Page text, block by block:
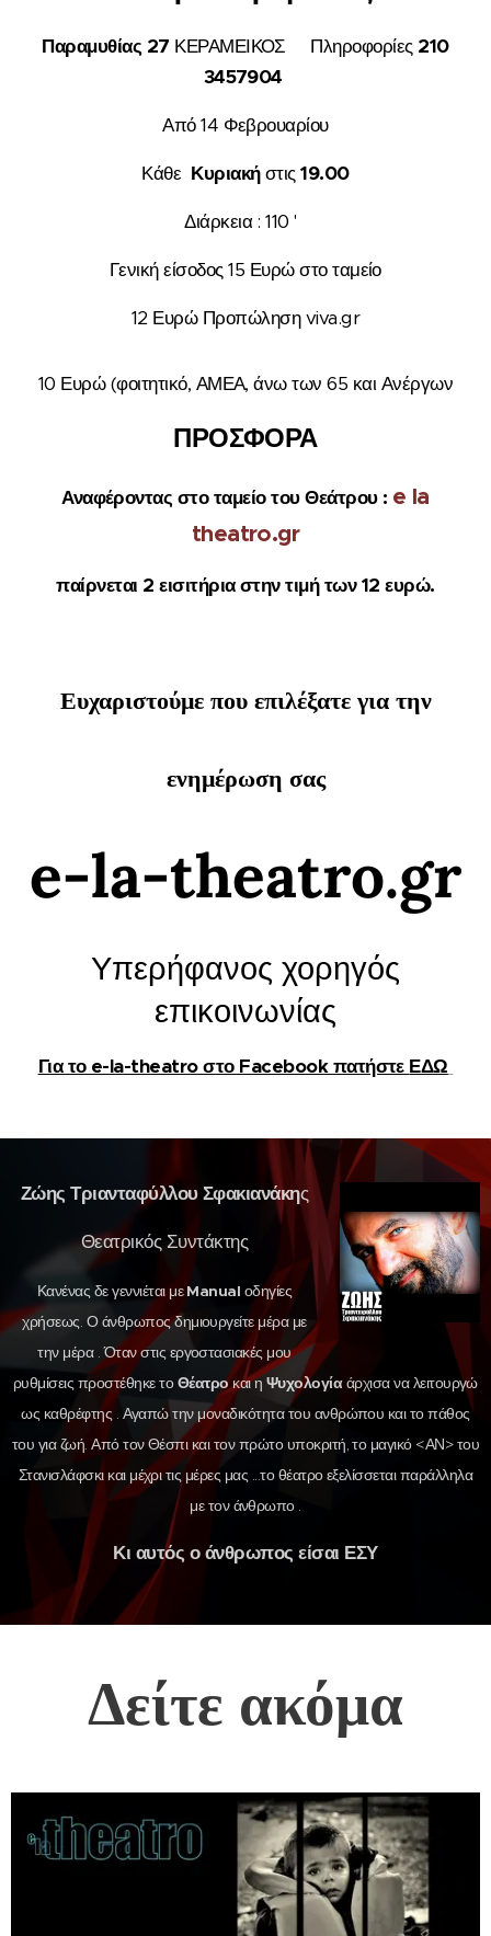
Παραμυθίας 27 ΚΕΡΑΜΕΙΚΟΣ Πληροφορίες 210
3457904
Από 14 Φεβρουαρίου
Κάθε Κυριακήστις19.00
Διάρκεια : 110 '
Γενική είσοδος 15 Ευρώ στο ταμείο
12 Ευρώ Προπώληση viva.gr
10 Ευρώ (φοιτητικό, ΑΜΕΑ, άνω των 65 και Ανέργων
ΠΡΟΣΦΟΡΑ
Αναφέροντας στο ταμείο του Θεάτρου : e la
theatro.gr
παίρνεται 2 εισιτήρια στην τιμή των 12 ευρώ.
Ευχαριστούμε που επιλέξατε για την
ενημέρωση σας
e-la-theatro.gr
Υπερήφανος χορηγός
επικοινωνίας
Για το e-la-theatro στο Facebook πατήστε ΕΔΩ
Ζώης Τριανταφύλλου Σφακιανάκης
Θεατρικός Συντάκτης
Κανένας δε γεννιέται μεManual οδηγίες
χρήσεως. Ο άνθρωπος δημιουργείτε μέρα με
την μέρα . Όταν στις εργοστασιακές μου
ρυθμίσεις προστέθηκε τοΘέατροκαι η Ψυχολογίαάρχισα να λειτουργώ
ως καθρέφτης . Αγαπώ την μοναδικότητα του ανθρώπου και το πάθος
του για ζωή. Από τον Θέσπι και τον πρώτο υποκριτή, το μαγικό <ΑΝ> του
Στανισλάφσκι και μέχρι τις μέρες μας ...το θέατρο εξελίσσεται παράλληλα
με τον άνθρωπο .
Κι αυτός ο άνθρωπος είσαι ΕΣΥ
Δείτε ακόμα